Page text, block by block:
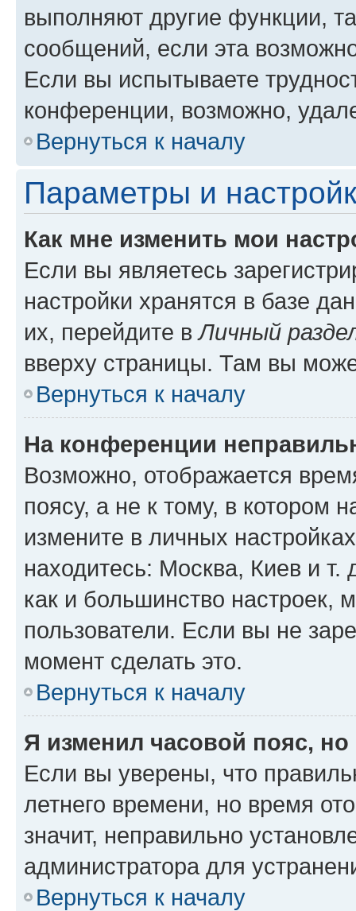
выполняют другие функции,
сообщений, если эта
Если вы испытываете
конференции, возможно,
Вернуться к началу
Параметры и
Как мне изменить мои
Если вы являетесь
настройки хранятся в базе
их, перейдите вЛичный
вверху страницы. Там вы
Вернуться к началу
На конференции
Возможно, отображается
поясу, а не к тому, в котором
измените в личных
находитесь: Москва, Киев и т.
как и большинство настроек,
пользователи. Если вы не
момент сделать это.
Вернуться к началу
Я изменил часовой пояс,
Если вы уверены, что
летнего времени, но время
значит, неправильно
администратора для
Вернуться к началу